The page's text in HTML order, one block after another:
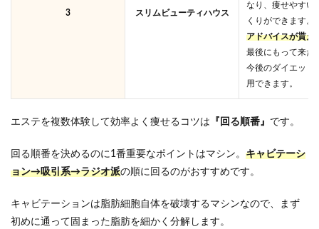
3 スリムビューティハウス
なり、痩せやすい
くりができます。
アドバイスが貰え
最後にもって来た
今後のダイエット
用できます。
エステを複数体験して効率よく痩せるコツは 『回る順番』 です。
回る順番を決めるのに1番重要なポイントはマシン。 キャビテーシ
ョン→吸引系→ラジオ派の順に回るのがおすすめです。
キャビテーションは脂肪細胞自体を破壊するマシンなので、まず
初めに通って固まった脂肪を細かく分解します。